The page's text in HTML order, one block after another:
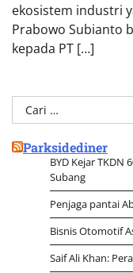
ekosistem industri
Prabowo Subianto
kepada PT […]
Cari
untuk:
Parksidediner
BYD Kejar TKDN
Subang
Penjaga pantai
Bisnis Otomotif
Saif Ali Khan: